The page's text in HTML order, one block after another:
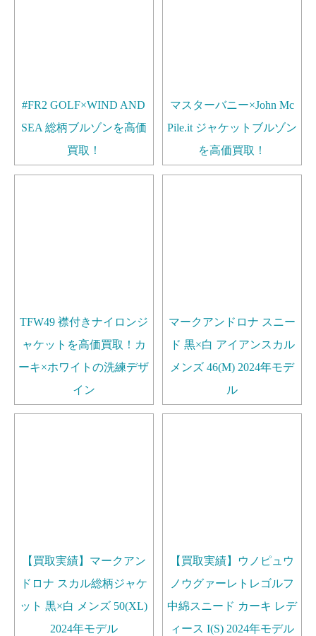
#FR2 GOLF×WIND AND
SEA 総柄ブルゾンを高価
買取！
マスターバニー×John Mc
Pile.it ジャケットブルゾン
を高価買取！
TFW49 襟付きナイロンジ
ャケットを高価買取！カ
ーキ×ホワイトの洗練デザ
イン
マークアンドロナ スニー
ド 黒×白 アイアンスカル
メンズ 46(M) 2024年モデ
ル
【買取実績】マークアン
ドロナ スカル総柄ジャケ
ット 黒×白 メンズ 50(XL)
2024年モデル
【買取実績】ウノピュウ
ノウグァーレトレゴルフ
中綿スニード カーキ レデ
ィース I(S) 2024年モデル